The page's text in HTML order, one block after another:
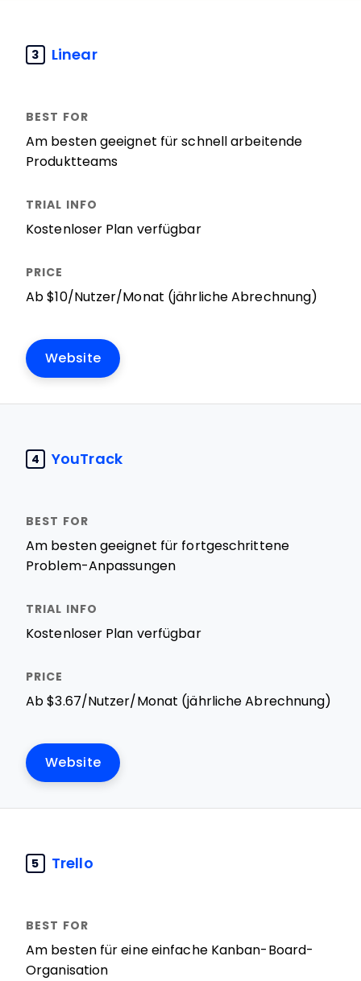
3 Linear
Am besten geeignet für schnell arbeitende
Produktteams
Kostenloser Plan verfügbar
Ab $10/Nutzer/Monat (jährliche Abrechnung)
Website
4 YouTrack
Am besten geeignet für fortgeschrittene
Problem-Anpassungen
Kostenloser Plan verfügbar
Ab $3.67/Nutzer/Monat (jährliche Abrechnung)
Website
5 Trello
Am besten für eine einfache Kanban-Board-
Organisation